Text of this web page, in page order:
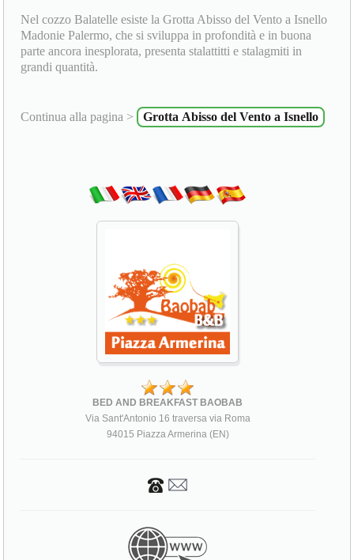
Nel cozzo Balatelle esiste la Grotta Abisso del Vento a Isnello
Madonie Palermo, che si sviluppa in profondità e in buona
parte ancora inesplorata, presenta stalattitti e stalagmiti in
grandi quantità.
Continua alla pagina > Grotta Abisso del Vento a Isnello
BED AND BREAKFAST BAOBAB
Via Sant'Antonio 16 traversa via Roma
94015 Piazza Armerina (EN)